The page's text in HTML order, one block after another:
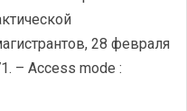
28 февраля
– Access mode :